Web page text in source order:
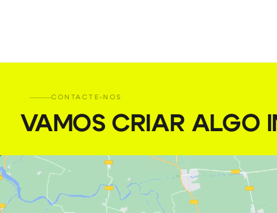
CONTACTE-NOS
VAMOS CRIAR ALGO